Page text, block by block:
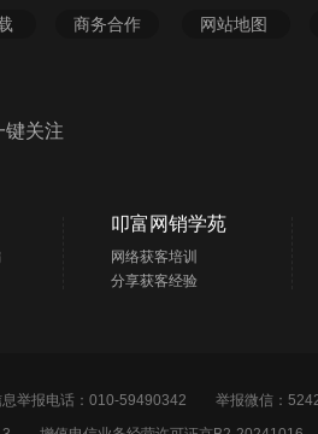
商务合作 网站地图
键关注
叩富网销学苑
网络获客培训
分享获客经验
息举报电话：010-59490342 举报微信：